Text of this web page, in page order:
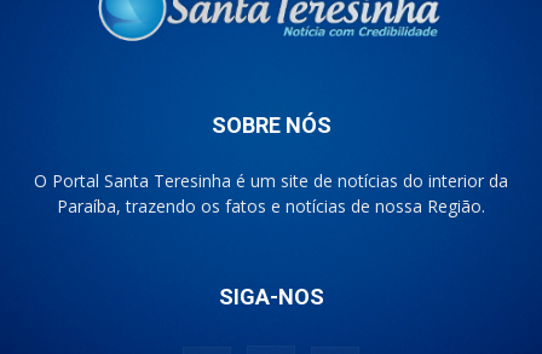
SOBRE NÓS
O Portal Santa Teresinha é um site de notícias do interior da
Paraíba, trazendo os fatos e notícias de nossa Região.
SIGA-NOS